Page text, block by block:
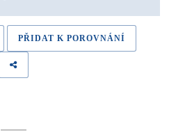
PŘIDAT K POROVNÁNÍ